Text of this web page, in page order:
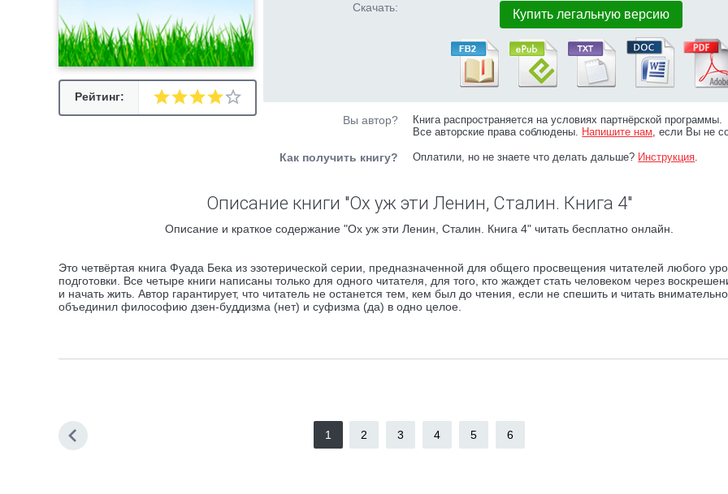
Рейтинг:
Скачать: Купить легальную версию
Вы автор?
Книга распространяется на условиях партнёрской программы.
Все авторские права соблюдены. Напишите нам, если Вы не
Как получить книгу? Оплатили, но не знаете что делать дальше? Инструкция.
Описание книги "Ох уж эти Ленин, Сталин. Книга 4"
Описание и краткое содержание "Ох уж эти Ленин, Сталин. Книга 4" читать бесплатно онлайн.
Это четвёртая книга Фуада Бека из эзотерической серии, предназначенной для общего просвещения читателей любого
подготовки. Все четыре книги написаны только для одного читателя, для того, кто жаждет стать человеком через
и начать жить. Автор гарантирует, что читатель не останется тем, кем был до чтения, если не спешить и читать
объединил философию дзен-буддизма (нет) и суфизма (да) в одно целое.
1 2 3 4 5 6